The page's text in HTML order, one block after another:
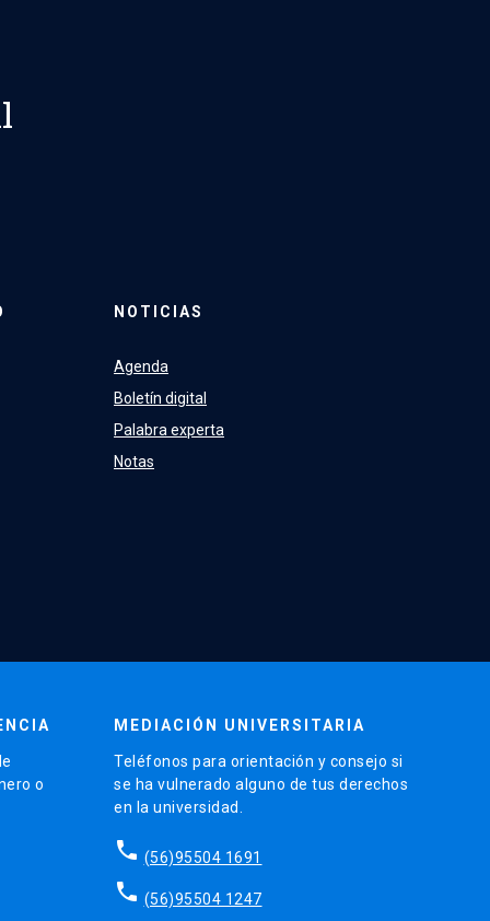
NOTICIAS
Agenda
Boletín digital
Palabra experta
Notas
o
MEDIACIÓN UNIVERSITARIA
Teléfonos para orientación y consejo si
se ha vulnerado alguno de tus derechos
en la universidad.
phone (56)95504 1691
phone (56)95504 1247